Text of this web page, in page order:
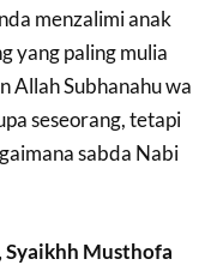
menzalimi anak
yang paling mulia
Allah Subhanahu wa
seseorang, tetapi
sabda Nabi
Syaikhh Musthofa